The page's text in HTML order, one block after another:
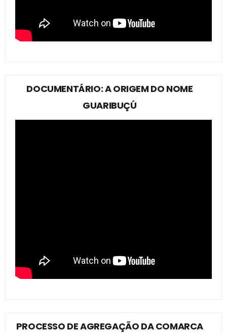
DOCUMENTÁRIO: A ORIGEM DO NOME
GUARIBUÇÚ
PROCESSO DE AGREGAÇÃO DA COMARCA